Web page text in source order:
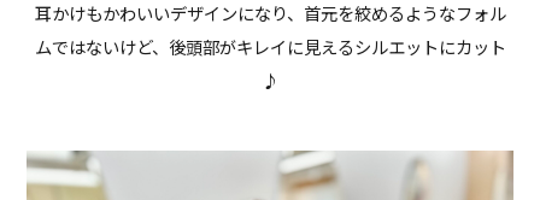
耳かけもかわいいデザインになり、首元を絞めるようなフォル
ムではないけど、後頭部がキレイに見えるシルエットにカット
♪